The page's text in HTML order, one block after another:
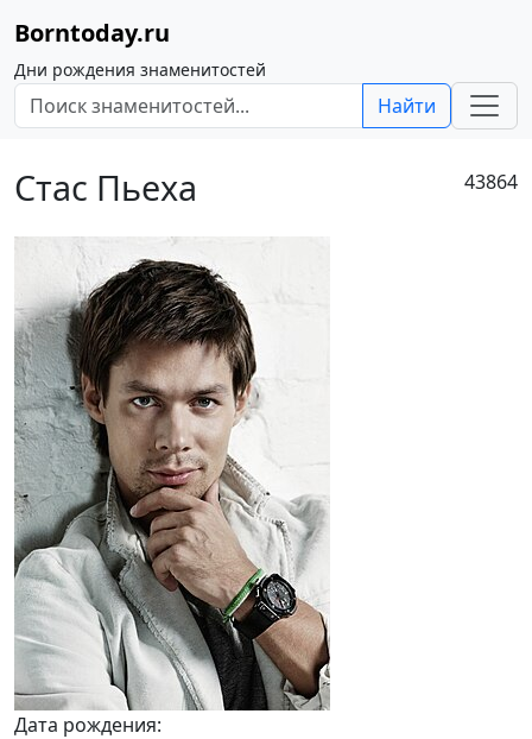
Borntoday.ru
Дни рождения знаменитостей
Найти
Стас Пьеха 43864
Дата рождения: